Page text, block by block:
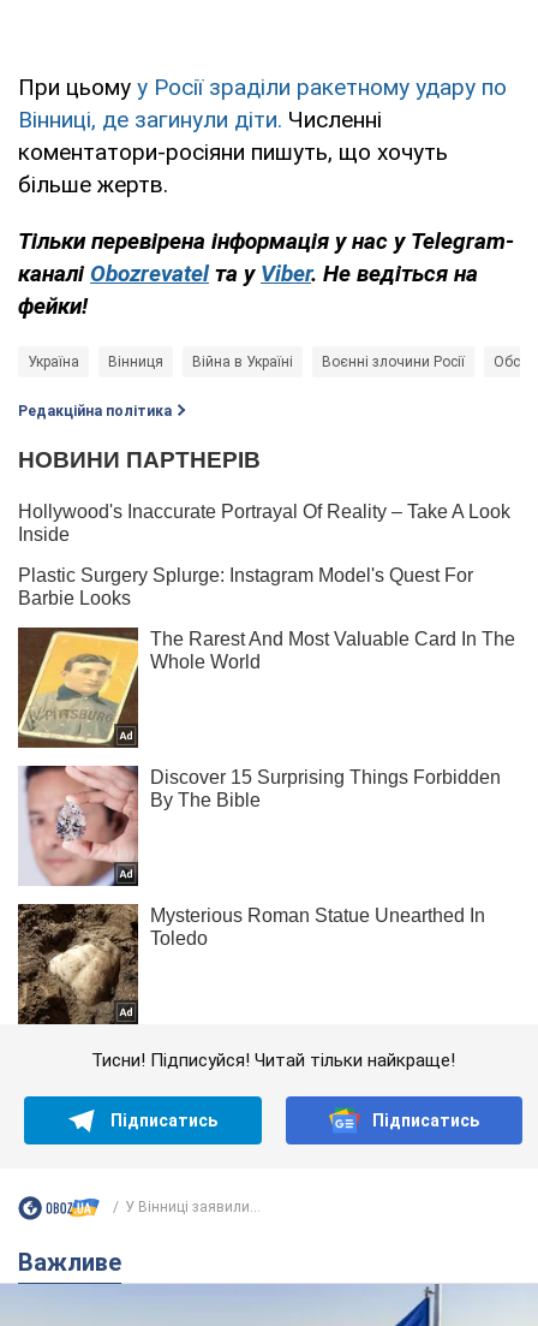
При цьому у Росії зраділи ракетному удару по
Вінниці, де загинули діти. Численні
коментатори-росіяни пишуть, що хочуть
більше жертв.
Тільки перевірена інформація у нас у Telegram-
каналі Obozrevatelта у Viber. Не ведіться на
фейки!
Україна Вінниця Війна в Україні Воєнні злочини Росії
Редакційна політика
Тисни! Підписуйся! Читай тільки найкраще!
Підписатись Підписатись
У Вінниці заявили...
Важливе